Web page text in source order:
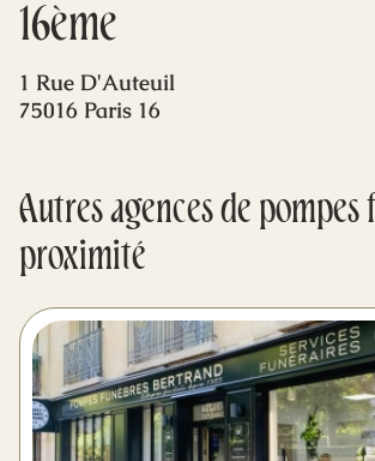
16ème
1 Rue D'Auteuil
75016 Paris 16
Autres agences de pompes
proximité